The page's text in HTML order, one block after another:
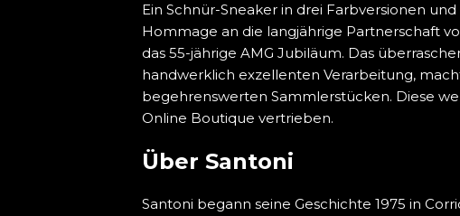
Ein Schnür-Sneaker in drei Farbversionen
Hommage an die langjährige Partnerschaft
das 55-jährige AMG Jubiläum. Das
handwerklich exzellenten Verarbeitung,
begehrenswerten Sammlerstücken. Diese
Online Boutique vertrieben.
Über Santoni
Santoni begann seine Geschichte 1975 in